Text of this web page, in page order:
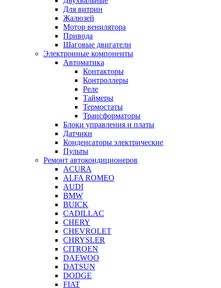
Для витрин
Жалюзей
Мотор венилятора
Привода
Шаговые двигатели
Электронные компоненты
Автоматика
Контакторы
Контроллеры
Реле
Таймеры
Термостаты
Трансформаторы
Блоки управления и платы
Датчики
Конденсаторы электрические
Пульты
Ремонт автокондиционеров
ACURA
ALFA ROMEO
AUDI
BMW
BUICK
CADILLAC
CHERY
CHEVROLET
CHRYSLER
CITROEN
DAEWOO
DATSUN
DODGE
FIAT